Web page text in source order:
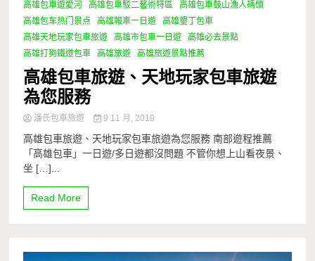
高雄包車遊愛河
高雄包車駁二藝術特區
高雄包車鼓山漁人碼頭
高雄包车热门景点
高雄報車一日遊
高雄墾丁包車
高雄天地玩家包車旅遊
高雄市包車一日遊
高雄必去景點
高雄打狗鐵道包車
高雄旅遊 高雄旅遊景點推薦
高雄包車旅遊、天地玩家包車旅遊
為您服務
潘氏包車旅遊 9 11 月, 2019
高雄包車旅遊、天地玩家包車旅遊為您服務 南部遊程推薦
「高雄包車」一日遊/多日遊都沒問題 不管你想上山看夜景、
坐 […]...
Read More